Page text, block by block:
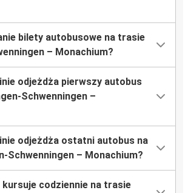
bilety autobusowe na trasie
– Monachium?
odjeżdża pierwszy autobus
Schwenningen –
odjeżdża ostatni autobus na
Schwenningen – Monachium?
kursuje codziennie na trasie